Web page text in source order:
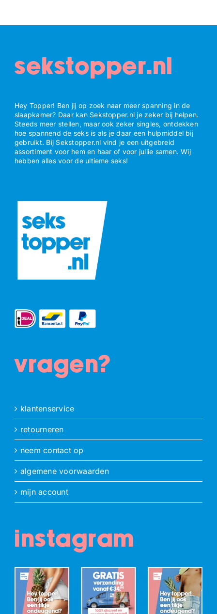
sekstopper.nl
Hey Topper! Ben jij op zoek naar meer spanning in de
slaapkamer? Daar kan Sekstopper.nl je zeker bij helpen.
Steeds meer stellen, maar ook zeker singles, ontdekken
hoe spannend de seks is als je daar een hulpmiddel bij
gebruikt. Bij Sekstopper.nl vind je een uitgebreid
assortiment voor hem en haar of voor jullie samen. Wij
hebben alles voor de ultieme seks!
vragen?
klantenservice
retourneren
neem contact op
algemene voorwaarden
mijn account
instagram